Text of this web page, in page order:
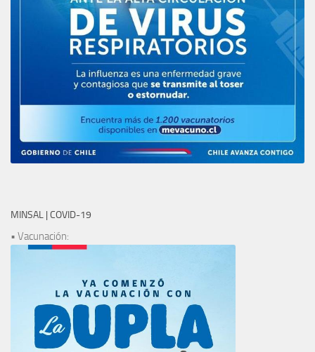
MINSAL | COVID-19
• Vacunación: